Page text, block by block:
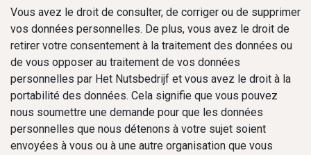
Vous avez le droit de consulter, de corriger ou de supprimer
vos données personnelles. De plus, vous avez le droit de
retirer votre consentement à la traitement des données ou
de vous opposer au traitement de vos données
personnelles par Het Nutsbedrijf et vous avez le droit à la
portabilité des données. Cela signifie que vous pouvez
nous soumettre une demande pour que les données
personnelles que nous détenons à votre sujet soient
envoyées à vous ou à une autre organisation que vous